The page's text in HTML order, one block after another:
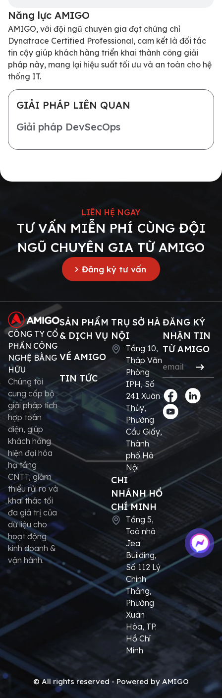
Năng lực AMIGO
AMIGO, với đội ngũ chuyên gia đạt chứng chỉ
Dynatrace Certified Professional, cam kết là đối tác
tin cậy giúp khách hàng triển khai thành công giải
pháp này, mang lại hiệu suất tối ưu và an toàn cho hệ
thống IT.
GIẢI PHÁP LIÊN QUAN
Giải pháp DevSecOps
LIÊN HỆ NGAY
TƯ VẤN MIỄN PHÍ CÙNG ĐỘI
NGŨ CHUYÊN GIA TỪ AMIGO
Đăng ký tư vấn
CÔNG TY CỔ
PHẦN CÔNG
NGHỆ BẰNG
HỮU
Chúng tôi
cung cấp bộ
giải pháp tích
hợp toàn
diện, giúp
khách hàng
hiện đại hóa
hạ tầng
CNTT, giảm
thiểu rủi ro và
khai thác tối
đa giá trị của
dữ liệu cho
hoạt động
kinh doanh &
vận hành.
SẢN PHẨM
& DỊCH VỤ
VỀ AMIGO
TIN TỨC
TRỤ SỞ HÀ
NỘI
Tầng 10,
Tháp Văn
Phòng
IPH, Số
241 Xuân
Thủy,
Phường
Cầu Giấy,
Thành
phố Hà
Nội
CHI
NHÁNH HỒ
CHÍ MINH
Tầng 5,
Toà nhà
Jea
Building,
Số 112 Lý
Chính
Thắng,
Phường
Xuân
Hòa, TP.
Hồ Chí
Minh
ĐĂNG KÝ
NHẬN TIN
TỪ AMIGO
© All rights reserved - Powered by AMIGO